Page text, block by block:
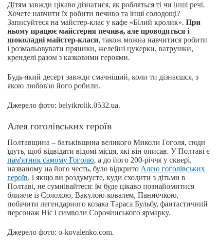
Дітям завжди цікаво дізнатися, як робляться ті чи інші речі.
Хочете навчити їх робити печиво та інші солодощі?
Записуйтеся на майстер-клас у кафе «Білий кролик». При
ньому працює майстерня печива, але проводяться і
шоколадні майстер-класи, також можна навчитися робити
і розмальовувати пряники, желейні цукерки, ватрушки,
кренделі разом з казковими героями.
Будь-який десерт завжди смачніший, коли ти дізнаєшся, з
якою любов'ю його робили.
Джерело фото: belyikrolik.0532.ua.
Алея гоголівських героїв
Полтавщина – батьківщина великого Миколи Гоголя, сюди
їдуть, щоб відвідати відомі місця, які він описав. У Полтаві є
пам'ятник самому Гоголю, а до його 200-річчя у сквері,
названому на його честь, було відкрито Алею гоголівських
героїв. І якщо ви роздумуєте, куди сходити з дітьми в
Полтаві, не сумнівайтеся: їм буде цікаво познайомитися
ближче із Солохою, Вакулою-ковалем, Панночкою,
побачити легендарного козака Тараса Бульбу, фантастичний
персонаж Ніс і символи Сорочинського ярмарку.
Джерело фото: o-kovalenko.com.